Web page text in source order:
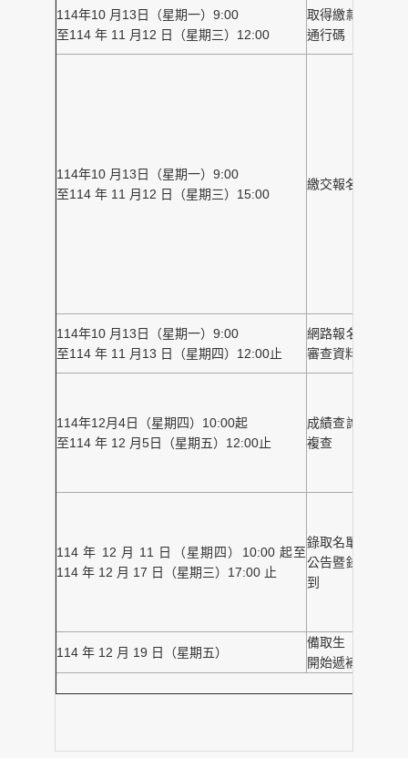
114年10 月13日（星期一）9:00
至114 年 11 月12 日（星期三）12:00
取得繳款帳號及
通行碼
114年10 月13日（星期一）9:00
至114 年 11 月12 日（星期三）15:00
繳交報名費
114年10 月13日（星期一）9:00
至114 年 11 月13 日（星期四）12:00止
網路報名及書面
審查資料上傳
114年12月4日（星期四）10:00起
至114 年 12 月5日（星期五）12:00止
成績查詢暨成績
複查
114 年 12 月 11 日（星期四）10:00 起至
114 年 12 月 17 日（星期三）17:00 止
錄取名單
公告暨錄取生報
到
114 年 12 月 19 日（星期五）
備取生
開始遞補